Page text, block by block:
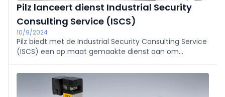
Pilz lanceert dienst Industrial Security
Consulting Service (ISCS)
10/9/2024
Pilz biedt met de Industrial Security Consulting Service
(ISCS) een op maat gemaakte dienst aan om
nieuwe Machineverordening. Hiermee voldoen
bedrijven aan regelgeving en zorgen ze voor
maximale bescherming van medewerkers en